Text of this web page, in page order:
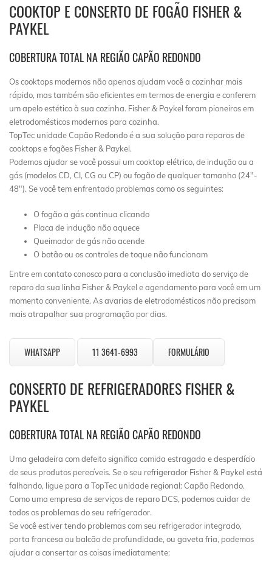
COOKTOP E CONSERTO DE FOGÃO FISHER &
PAYKEL
COBERTURA TOTAL NA REGIÃO CAPÃO REDONDO
Os cooktops modernos não apenas ajudam você a cozinhar mais
rápido, mas também são eficientes em termos de energia e conferem
um apelo estético à sua cozinha. Fisher & Paykel foram pioneiros em
eletrodomésticos modernos para cozinha.
TopTec unidade Capão Redondo é a sua solução para reparos de
cooktops e fogões Fisher & Paykel.
Podemos ajudar se você possui um cooktop elétrico, de indução ou a
gás (modelos CD, CI, CG ou CP) ou fogão de qualquer tamanho (24″-
48″). Se você tem enfrentado problemas como os seguintes:
O fogão a gás continua clicando
Placa de indução não aquece
Queimador de gás não acende
O botão ou os controles de toque não funcionam
Entre em contato conosco para a conclusão imediata do serviço de
reparo da sua linha Fisher & Paykel e agendamento para você em um
momento conveniente. As avarias de eletrodomésticos não precisam
mais atrapalhar sua programação por dias.
WHATSAPP 11 3641-6993 FORMULÁRIO
CONSERTO DE REFRIGERADORES FISHER &
PAYKEL
COBERTURA TOTAL NA REGIÃO CAPÃO REDONDO
Uma geladeira com defeito significa comida estragada e desperdício
de seus produtos perecíveis. Se o seu refrigerador Fisher & Paykel está
falhando, ligue para a TopTec unidade regional: Capão Redondo.
Como uma empresa de serviços de reparo DCS, podemos cuidar de
todos os problemas do seu refrigerador.
Se você estiver tendo problemas com seu refrigerador integrado,
porta francesa ou balcão de profundidade, ou gaveta fria, podemos
ajudar a consertar as coisas imediatamente: